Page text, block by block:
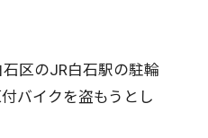
区のJR白石駅の駐輪
バイクを盗もうとし